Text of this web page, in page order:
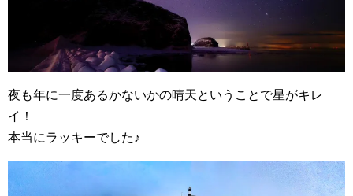
夜も年に一度あるかないかの晴天ということで星がキレ
イ！
本当にラッキーでした♪